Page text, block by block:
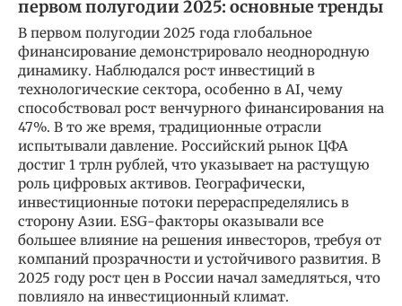
первом полугодии 2025: основные тренды
В первом полугодии 2025 года глобальное
финансирование демонстрировало неоднородную
динамику. Наблюдался рост инвестиций в
технологические сектора, особенно в AI, чему
способствовал рост венчурного финансирования на
47%. В то же время, традиционные отрасли
испытывали давление. Российский рынок ЦФА
достиг 1 трлн рублей, что указывает на растущую
роль цифровых активов. Географически,
инвестиционные потоки перераспределялись в
сторону Азии. ESG-факторы оказывали все
большее влияние на решения инвесторов, требуя от
компаний прозрачности и устойчивого развития. В
2025 году рост цен в России начал замедляться, что
повлияло на инвестиционный климат.